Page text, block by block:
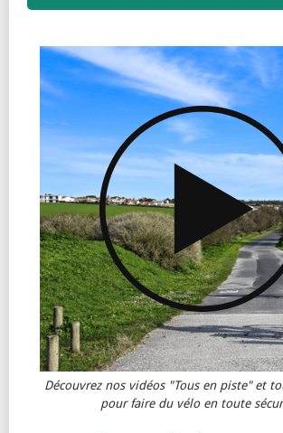
Découvrez nos vidéos "Tous en piste" et
pour faire du vélo en toute